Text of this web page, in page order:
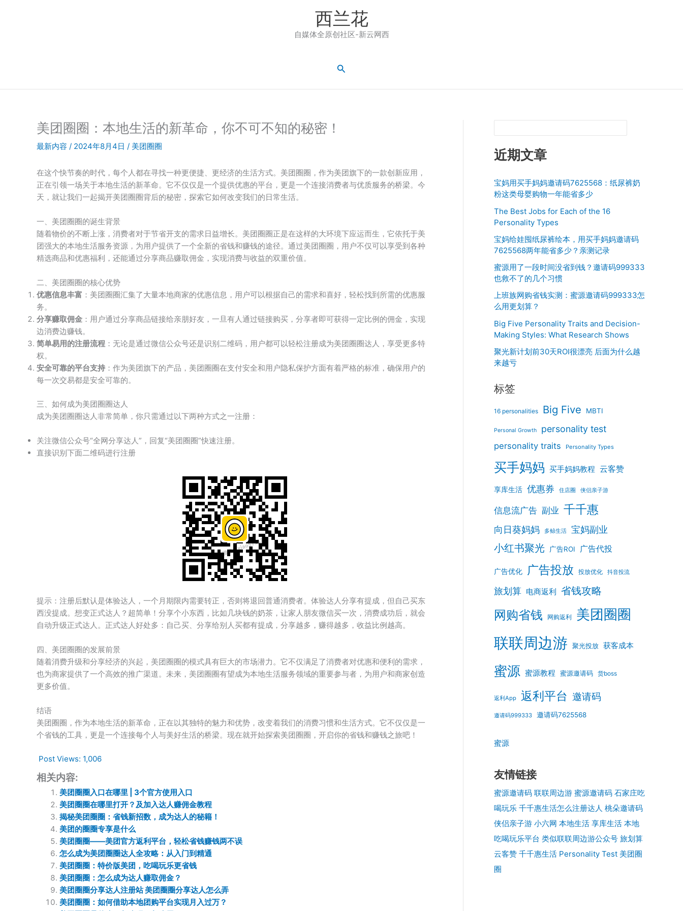
西兰花
自媒体全原创社区-新云网西
搜
美团圈圈：本地生活的新革命，你不可不知的秘密！
最新内容 / 2024年8月4日 / 美团圈圈
在这个快节奏的时代，每个人都在寻找一种更便捷、更经济的生活方式。美团圈圈，作为美团旗下的一款创新应用，
正在引领一场关于本地生活的新革命。它不仅仅是一个提供优惠的平台，更是一个连接消费者与优质服务的桥梁。今
天，就让我们一起揭开美团圈圈背后的秘密，探索它如何改变我们的日常生活。
一、美团圈圈的诞生背景
随着物价的不断上涨，消费者对于节省开支的需求日益增长。美团圈圈正是在这样的大环境下应运而生，它依托于美
团强大的本地生活服务资源，为用户提供了一个全新的省钱和赚钱的途径。通过美团圈圈，用户不仅可以享受到各种
精选商品和优惠福利，还能通过分享商品赚取佣金，实现消费与收益的双重价值。
二、美团圈圈的核心优势
优惠信息丰富 ：美团圈圈汇集了大量本地商家的优惠信息，用户可以根据自己的需求和喜好，轻松找到所需的优惠服
务。
分享赚取佣金 ：用户通过分享商品链接给亲朋好友，一旦有人通过链接购买，分享者即可获得一定比例的佣金，实现
边消费边赚钱。
简单易用的注册流程 ：无论是通过微信公众号还是识别二维码，用户都可以轻松注册成为美团圈圈达人，享受更多特
权。
安全可靠的平台支持 ：作为美团旗下的产品，美团圈圈在支付安全和用户隐私保护方面有着严格的标准，确保用户的
每一次交易都是安全可靠的。
三、如何成为美团圈圈达人
成为美团圈圈达人非常简单，你只需通过以下两种方式之一注册：
关注微信公众号“全网分享达人”，回复“美团圈圈”快速注册。
直接识别下面二维码进行注册
提示：注册后默认是体验达人，一个月期限内需要转正，否则将退回普通消费者。体验达人分享有提成，但自己买东
西没提成。想变正式达人？超简单！分享个小东西，比如几块钱的奶茶，让家人朋友微信买一次，消费成功后，就会
自动升级正式达人。正式达人好处多：自己买、分享给别人买都有提成，分享越多，赚得越多，收益比例越高。
四、美团圈圈的发展前景
随着消费升级和分享经济的兴起，美团圈圈的模式具有巨大的市场潜力。它不仅满足了消费者对优惠和便利的需求，
也为商家提供了一个高效的推广渠道。未来，美团圈圈有望成为本地生活服务领域的重要参与者，为用户和商家创造
更多价值。
结语
美团圈圈，作为本地生活的新革命，正在以其独特的魅力和优势，改变着我们的消费习惯和生活方式。它不仅仅是一
个省钱的工具，更是一个连接每个人与美好生活的桥梁。现在就开始探索美团圈圈，开启你的省钱和赚钱之旅吧！
Post Views: 1,006
相关内容:
美团圈圈入口在哪里 | 3个官方使用入口
美团圈圈在哪里打开？及加入达人赚佣金教程
揭秘美团圈圈：省钱新招数，成为达人的秘籍！
美团的圈圈专享是什么
美团圈圈——美团官方返利平台，轻松省钱赚钱两不误
怎么成为美团圈圈达人全攻略：从入门到精通
美团圈圈：特价版美团，吃喝玩乐更省钱
美团圈圈：怎么成为达人赚取佣金？
美团圈圈分享达人注册站 美团圈圈分享达人怎么弄
美团圈圈：如何借助本地团购平台实现月入过万？
近期文章
宝妈用买手妈妈邀请码7625568：纸尿裤奶
粉这类母婴购物一年能省多少
The Best Jobs for Each of the 16
Personality Types
宝妈给娃囤纸尿裤绘本，用买手妈妈邀请码
7625568两年能省多少？亲测记录
蜜源用了一段时间没省到钱？邀请码999333
也救不了的几个习惯
上班族网购省钱实测：蜜源邀请码999333怎
么用更划算？
Big Five Personality Traits and Decision-
Making Styles: What Research Shows
聚光新计划前30天ROI很漂亮 后面为什么越
来越亏
标签
16 personalities Big Five MBTI
Personal Growth personality test
personality traits Personality Types
买手妈妈 买手妈妈教程 云客赞
享库生活 优惠券 住店圈 侠侣亲子游
信息流广告 副业 千千惠
向日葵妈妈 多鲸生活 宝妈副业
小红书聚光 广告ROI 广告代投
广告优化 广告投放 投放优化 抖音投流
旅划算 电商返利 省钱攻略
网购省钱 网购返利 美团圈圈
联联周边游 聚光投放 获客成本
蜜源 蜜源教程 蜜源邀请码 货boss
返利App 返利平台 邀请码
邀请码999333 邀请码7625568
蜜源
友情链接
蜜源邀请码 联联周边游 蜜源邀请码 石家庄吃
喝玩乐 千千惠生活怎么注册达人 桃朵邀请码
侠侣亲子游 小六网 本地生活 享库生活 本地
吃喝玩乐平台 类似联联周边游公众号 旅划算
云客赞 千千惠生活 Personality Test 美团圈
圈